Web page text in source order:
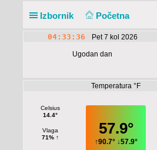
Izbornik Početna
04:33:37 Pet 7 kol 2026
Ugodan dan
Temperatura °F
Celsius
14.4°
Vlaga
71% ↑
57.9°
↑90.7°↓57.9°